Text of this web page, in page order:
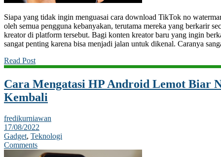
Siapa yang tidak ingin menguasai cara download TikTok no
oleh semua pengguna kebanyakan, terutama mereka yang berkarir
kreator di platform tersebut. Bagi konten kreator baru yang ingin
sangat penting karena bisa menjadi jalan untuk dikenal. Caranya
Read Post
Cara Mengatasi HP Android Lemot Biar
Kembali
fredikurniawan
17/08/2022
Gadget, Teknologi
Comments